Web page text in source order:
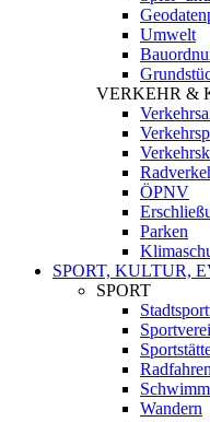
Umwelt
VERKEHR &
ÖPNV
Parken
SPORT, KULTUR,
SPORT
Wandern